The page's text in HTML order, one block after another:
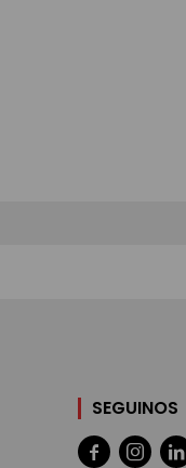
SEGUINOS
  